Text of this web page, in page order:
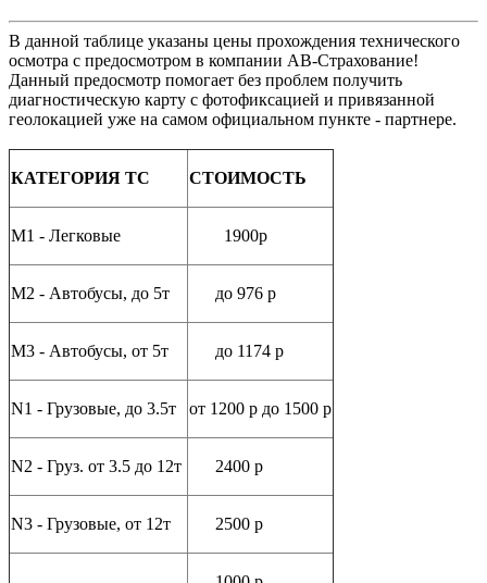
В данной таблице указаны цены прохождения технического
осмотра с предосмотром в компании АВ-Страхование!
Данный предосмотр помогает без проблем получить
диагностическую карту с фотофиксацией и привязанной
геолокацией уже на самом официальном пункте - партнере.
КАТЕГОРИЯ ТС СТОИМОСТЬ
M1 - Легковые 1900р
M2 - Автобусы, до 5т до 976 р
M3 - Автобусы, от 5т до 1174 р
N1 - Грузовые, до 3.5т от 1200 р до 1500 р
N2 - Груз. от 3.5 до 12т 2400 р
N3 - Грузовые, от 12т 2500 р